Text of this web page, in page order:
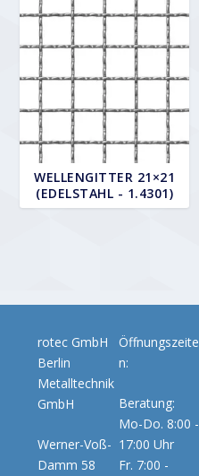
WELLENGITTER 21×21
(EDELSTAHL - 1.4301)
rotec GmbH
Berlin
Metalltechnik
GmbH
Werner-Voß-
Damm 58
Öffnungszeite
n:
Beratung:
Mo-Do. 8:00 -
17:00 Uhr
Fr. 7:00 -